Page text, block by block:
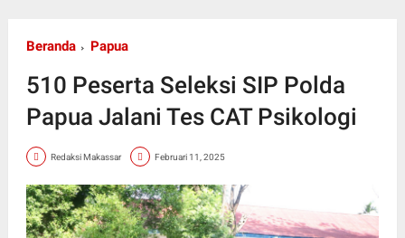
Beranda Papua
510 Peserta Seleksi SIP Polda
Papua Jalani Tes CAT Psikologi
Redaksi Makassar Februari 11, 2025